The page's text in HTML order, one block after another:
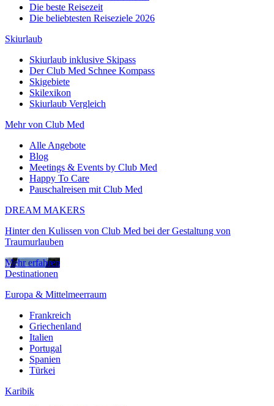
Die beste Reisezeit
Die beliebtesten Reiseziele 2026
Skiurlaub
Skiurlaub inklusive Skipass
Der Club Med Schnee Kompass
Skigebiete
Skilexikon
Skiurlaub Vergleich
Mehr von Club Med
Alle Angebote
Blog
Meetings & Events by Club Med
Happy To Care
Pauschalreisen mit Club Med
DREAM MAKERS
Hinter den Kulissen von Club Med bei der Gestaltung von
Traumurlauben
Mehr erfahren
Destinationen
Europa & Mittelmeerraum
Frankreich
Griechenland
Italien
Portugal
Spanien
Türkei
Karibik